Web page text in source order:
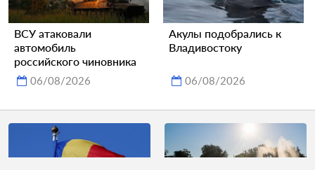
ВСУ атаковали
автомобиль
российского чиновника
06/08/2026
Акулы подобрались к
Владивостоку
06/08/2026